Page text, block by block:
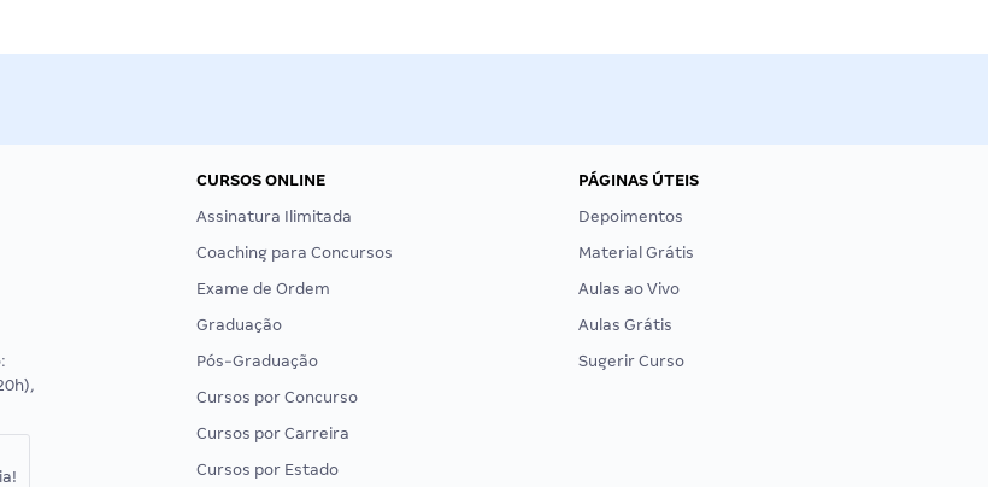
CURSOS ONLINE
Assinatura Ilimitada
Coaching para Concursos
Exame de Ordem
Graduação
Pós-Graduação
Cursos por Concurso
Cursos por Carreira
Cursos por Estado
PÁGINAS ÚTEIS
Depoimentos
Material Grátis
Aulas ao Vivo
Aulas Grátis
Sugerir Curso